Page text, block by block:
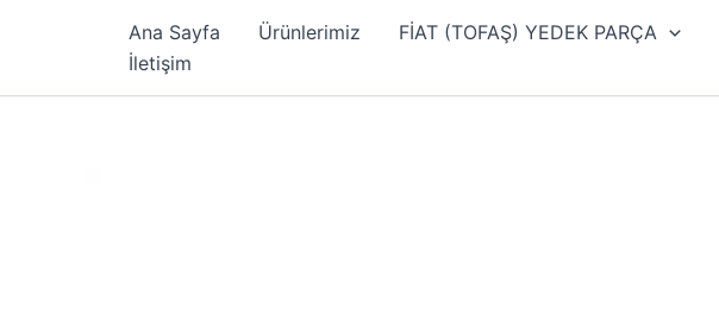
Ana Sayfa Ürünlerimiz FİAT (TOFAŞ) YEDEK PARÇA
İletişim